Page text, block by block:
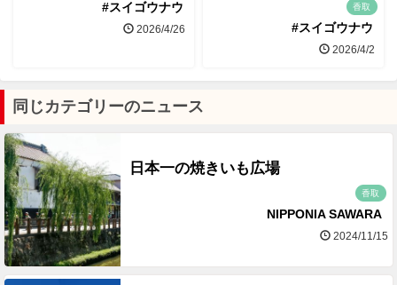
#スイゴウナウ
2026/4/26
香取
#スイゴウナウ
2026/4/2
同じカテゴリーのニュース
日本一の焼きいも広場
香取
NIPPONIA SAWARA
2024/11/15